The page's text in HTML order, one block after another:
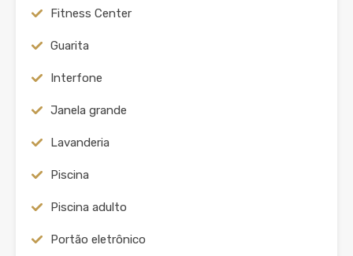
Fitness Center
Guarita
Interfone
Janela grande
Lavanderia
Piscina
Piscina adulto
Portão eletrônico